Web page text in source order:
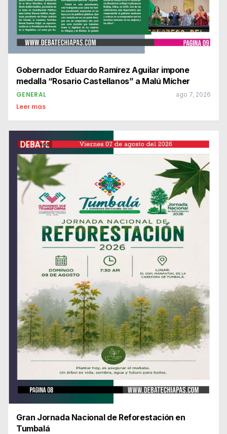
Gobernador Eduardo Ramírez Aguilar impone
medalla “Rosario Castellanos” a Malú Mícher
GENERAL ago 7, 2026
Leer mas
Gran Jornada Nacional de Reforestación en
Tumbalá